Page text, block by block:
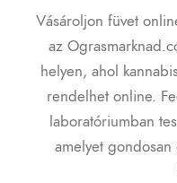
Vásároljon füvet
az
helyen, ahol
rendelhet online.
laboratóriumban
amelyet